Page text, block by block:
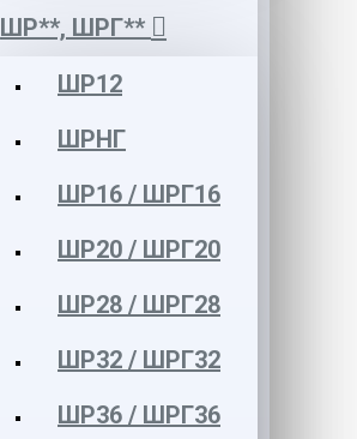
ШР**, ШРГ**
ШР12
ШРНГ
ШР16 / ШРГ16
ШР20 / ШРГ20
ШР28 / ШРГ28
ШР32 / ШРГ32
ШР36 / ШРГ36